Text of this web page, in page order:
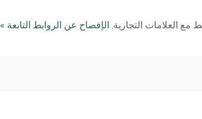
العلامات التجارية. الإفصاح عن الروابط التابعة »